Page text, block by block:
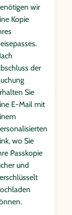
wir
Kopie
der
Sie
E-Mail mit
wo Sie
Passkopie
und